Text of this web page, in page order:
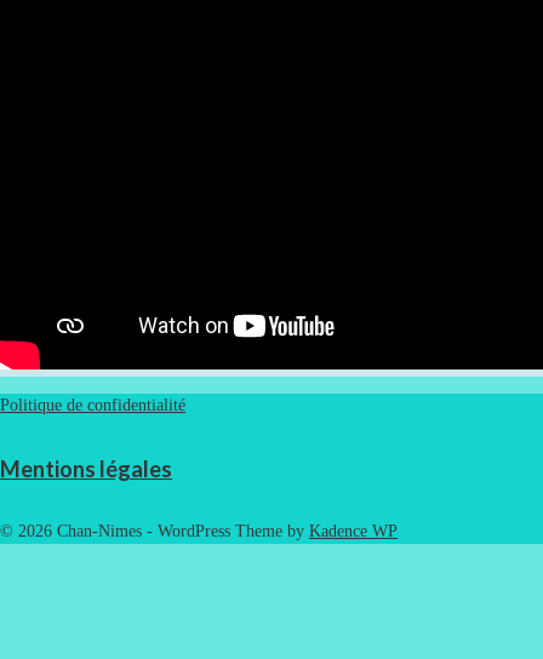
Politique de confidentialité
Mentions légales
© 2026 Chan-Nimes - WordPress Theme by Kadence WP